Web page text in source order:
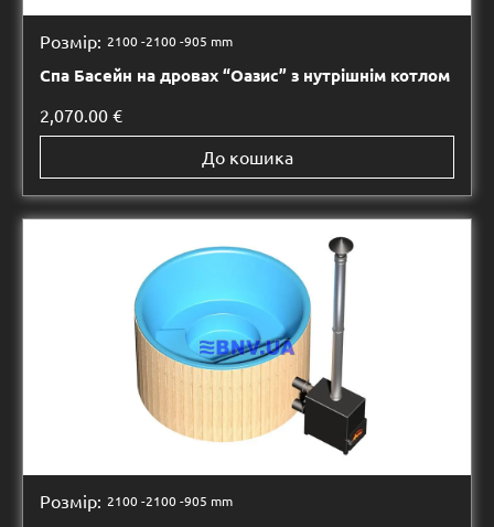
Розмір: 2100 -2100 -905 mm
Спа Басейн на дровах “Оазис” з нутрішнім котлом
2,070.00 €
До кошика
Розмір: 2100 -2100 -905 mm